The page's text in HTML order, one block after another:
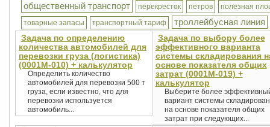
общественный транспорт перекресток петров
полезная
товарные запасы
транспортный тариф троллейбусная линия
Задача по определению
количества автомобилей для
перевозки груза (логистика)
(0001М-010) + калькулятор
Определить количество
автомобилей для перевозки 500 т
груза, если известно, что для
перевозки используется
автомобиль...
Задача по выбору более
эффективного варианта
системы складирования
основе показателя общих
затрат (0001М-019) +
калькулятор
Выберите более
вариант системы
на основе показателя общих
затрат при следующих...